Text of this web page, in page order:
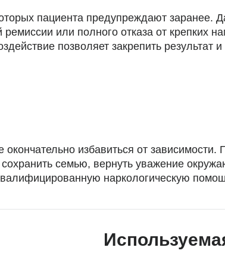
пациента предупреждают
или полного отказа от крепких
позволяет закрепить результат
избавиться от
семью, вернуть уважение
наркологическую